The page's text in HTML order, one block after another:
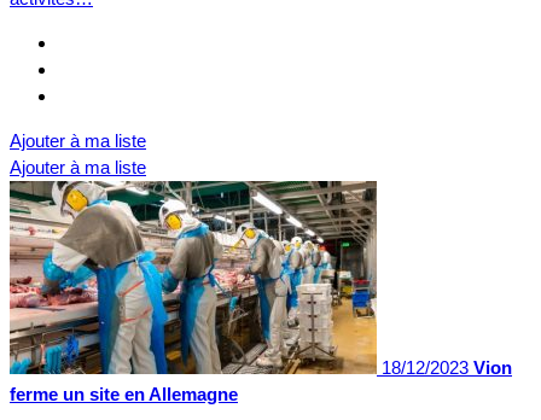
Ajouter à ma liste
Ajouter à ma liste
18/12/2023 Vion
ferme un site en Allemagne